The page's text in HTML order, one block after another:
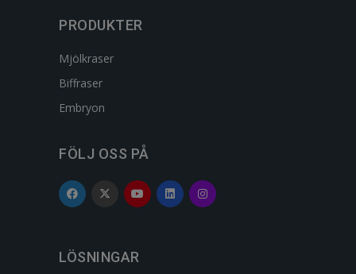
PRODUKTER
Mjölkraser
Biffraser
Embryon
FÖLJ OSS PÅ
LÖSNINGAR